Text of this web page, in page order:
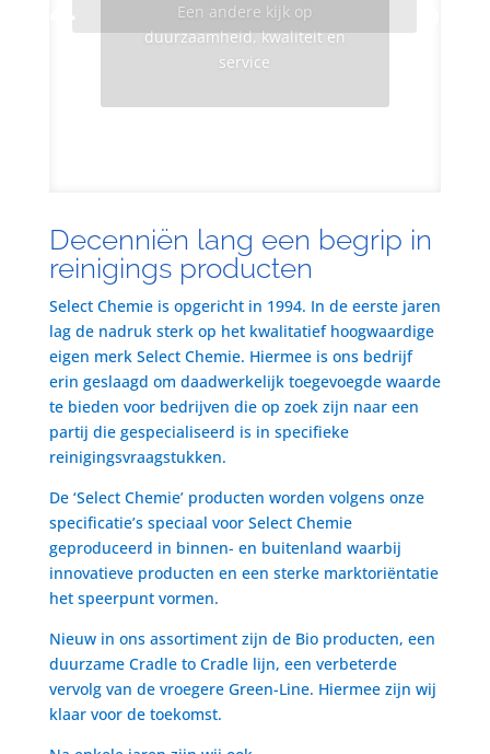
Een andere kijk op
duurzaamheid, kwaliteit en
service
Decenniën lang een begrip in
reinigings producten
Select Chemie is opgericht in 1994. In de eerste jaren
lag de nadruk sterk op het kwalitatief hoogwaardige
eigen merk Select Chemie. Hiermee is ons bedrijf
erin geslaagd om daadwerkelijk toegevoegde waarde
te bieden voor bedrijven die op zoek zijn naar een
partij die gespecialiseerd is in specifieke
reinigingsvraagstukken.
De ‘Select Chemie’ producten worden volgens onze
specificatie’s speciaal voor Select Chemie
geproduceerd in binnen- en buitenland waarbij
innovatieve producten en een sterke marktoriëntatie
het speerpunt vormen.
Nieuw in ons assortiment zijn de Bio producten, een
duurzame Cradle to Cradle lijn, een verbeterde
vervolg van de vroegere Green-Line. Hiermee zijn wij
klaar voor de toekomst.